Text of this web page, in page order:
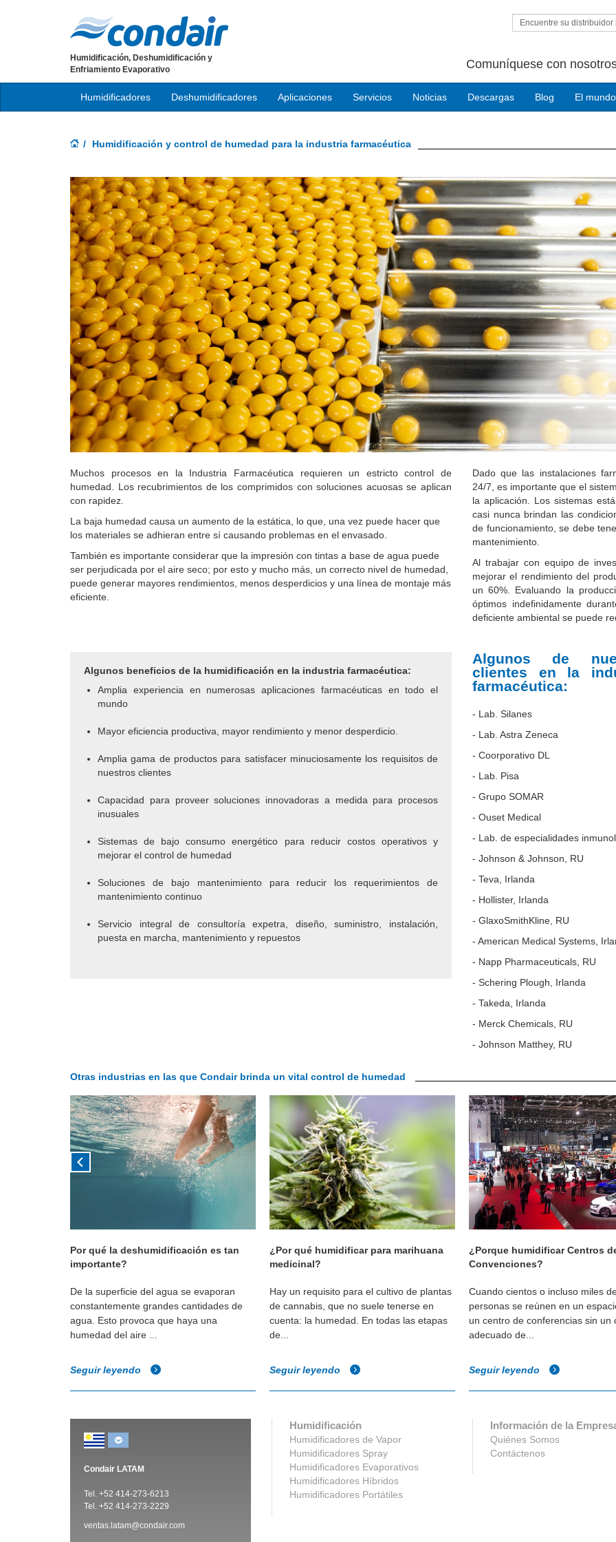
Encuentre su distribuidor
Comuníquese con
Humidificación, Deshumidificación y
Enfriamiento Evaporativo
Humidificadores Deshumidificadores Aplicaciones Servicios Noticias Descargas Blog El
Humidificación y control de humedad para la industria farmacéutica
Muchos procesos en la Industria Farmacéutica requieren un estricto control de
humedad. Los recubrimientos de los comprimidos con soluciones acuosas se aplican
con rapidez.
La baja humedad causa un aumento de la estática, lo que, una vez puede hacer que
los materiales se adhieran entre sí causando problemas en el envasado.
También es importante considerar que la impresión con tintas a base de agua puede
ser perjudicada por el aire seco; por esto y mucho más, un correcto nivel de humedad,
puede generar mayores rendimientos, menos desperdicios y una línea de montaje más
eficiente.
Dado que las instalaciones
24/7, es importante que el
la aplicación. Los sistemas
casi nunca brindan las
de funcionamiento, se debe
mantenimiento.
Al trabajar con equipo de
mejorar el rendimiento del
un 60%. Evaluando la
óptimos indefinidamente
deficiente ambiental se puede
Algunos beneficios de la humidificación en la industria farmacéutica:
Amplia experiencia en numerosas aplicaciones farmacéuticas en todo el
mundo
Mayor eficiencia productiva, mayor rendimiento y menor desperdicio.
Amplia gama de productos para satisfacer minuciosamente los requisitos de
nuestros clientes
Capacidad para proveer soluciones innovadoras a medida para procesos
inusuales
Sistemas de bajo consumo energético para reducir costos operativos y
mejorar el control de humedad
Soluciones de bajo mantenimiento para reducir los requerimientos de
mantenimiento continuo
Servicio integral de consultoría expetra, diseño, suministro, instalación,
puesta en marcha, mantenimiento y repuestos
Algunos de
clientes en la
farmacéutica:
- Lab. Silanes
- Lab. Astra Zeneca
- Coorporativo DL
- Lab. Pisa
- Grupo SOMAR
- Ouset Medical
- Lab. de especialidades
- Johnson & Johnson, RU
- Teva, Irlanda
- Hollister, Irlanda
- GlaxoSmithKline, RU
- American Medical Systems,
- Napp Pharmaceuticals, RU
- Schering Plough, Irlanda
- Takeda, Irlanda
- Merck Chemicals, RU
- Johnson Matthey, RU
Otras industrias en las que Condair brinda un vital control de humedad
Por qué la deshumidificación es tan
importante?
De la superficie del agua se evaporan
constantemente grandes cantidades de
agua. Esto provoca que haya una
humedad del aire ...
Seguir leyendo
¿Por qué humidificar para marihuana
medicinal?
Hay un requisito para el cultivo de plantas
de cannabis, que no suele tenerse en
cuenta: la humedad. En todas las etapas
de...
Seguir leyendo
¿Porque humidificar Centros
Convenciones?
Cuando cientos o incluso miles
personas se reúnen en un
un centro de conferencias sin un
adecuado de...
Seguir leyendo
Condair LATAM
Tel. +52 414-273-6213
Tel. +52 414-273-2229
ventas.latam@condair.com
Humidificación
Humidificadores de Vapor
Humidificadores Spray
Humidificadores Evaporativos
Humidificadores Híbridos
Humidificadores Portátiles
Información de la
Quiénes Somos
Contáctenos